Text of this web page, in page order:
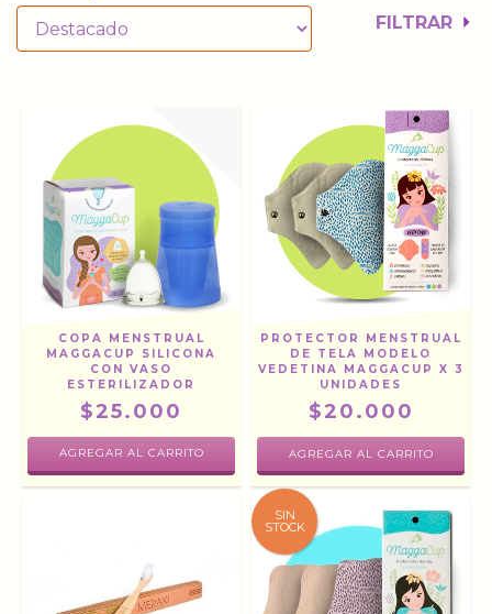
FILTRAR
COPA MENSTRUAL
MAGGACUP SILICONA
CON VASO
ESTERILIZADOR
$25.000
AGREGAR AL CARRITO
PROTECTOR MENSTRUAL
DE TELA MODELO
VEDETINA MAGGACUP X 3
UNIDADES
$20.000
SIN
STOCK